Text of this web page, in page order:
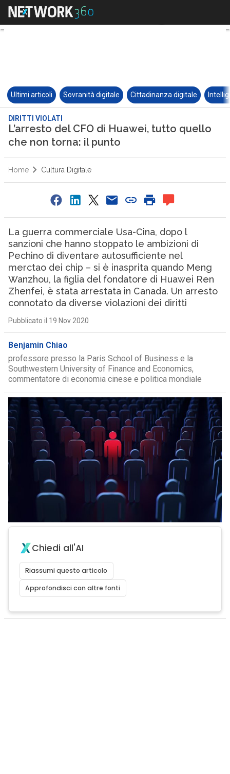
Ultimi articoli Sovranità digitale Cittadinanza digitale
DIRITTI VIOLATI
L’arresto del CFO di Huawei, tutto quello
che non torna: il punto
Home Cultura Digitale
La guerra commerciale Usa-Cina, dopo l
sanzioni che hanno stoppato le ambizioni di
Pechino di diventare autosufficiente nel
merctao dei chip – si è inasprita quando Meng
Wanzhou, la figlia del fondatore di Huawei Ren
Zhenfei, è stata arrestata in Canada. Un arresto
connotato da diverse violazioni dei diritti
Pubblicato il 19 Nov 2020
Benjamin Chiao
professore presso la Paris School of Business e la
Southwestern University of Finance and Economics,
commentatore di economia cinese e politica mondiale
Chiedi all'AI
Riassumi questo articolo
Approfondisci con altre fonti